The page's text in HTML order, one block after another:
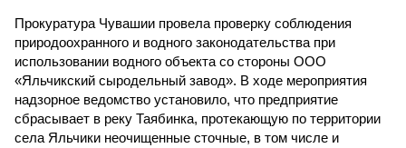
Прокуратура Чувашии провела проверку соблюдения
природоохранного и водного законодательства при
использовании водного объекта со стороны ООО
«Яльчикский сыродельный завод». В ходе мероприятия
надзорное ведомство установило, что предприятие
сбрасывает в реку Таябинка, протекающую по территории
села Яльчики неочищенные сточные, в том числе и